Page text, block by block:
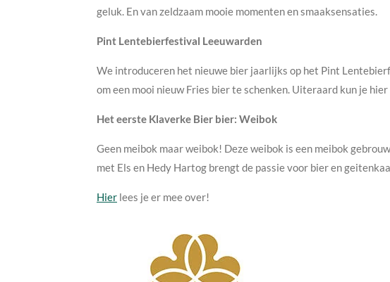
geluk. En van zeldzaam mooie momenten en smaaksensaties.
Pint Lentebierfestival Leeuwarden
We introduceren het nieuwe bier jaarlijks op het Pint
om een mooi nieuw Fries bier te schenken. Uiteraard kun je
Het eerste Klaverke Bier bier: Weibok
Geen meibok maar weibok! Deze weibok is een meibok
met Els en Hedy Hartog brengt de passie voor bier en
Hier lees je er mee over!